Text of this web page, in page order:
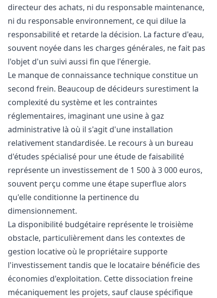
directeur des achats, ni du responsable maintenance,
ni du responsable environnement, ce qui dilue la
responsabilité et retarde la décision. La facture d'eau,
souvent noyée dans les charges générales, ne fait pas
l'objet d'un suivi aussi fin que l'énergie.
Le manque de connaissance technique constitue un
second frein. Beaucoup de décideurs surestiment la
complexité du système et les contraintes
réglementaires, imaginant une usine à gaz
administrative là où il s'agit d'une installation
relativement standardisée. Le recours à un bureau
d'études spécialisé pour une étude de faisabilité
représente un investissement de 1 500 à 3 000 euros,
souvent perçu comme une étape superflue alors
qu'elle conditionne la pertinence du
dimensionnement.
La disponibilité budgétaire représente le troisième
obstacle, particulièrement dans les contextes de
gestion locative où le propriétaire supporte
l'investissement tandis que le locataire bénéficie des
économies d'exploitation. Cette dissociation freine
mécaniquement les projets, sauf clause spécifique